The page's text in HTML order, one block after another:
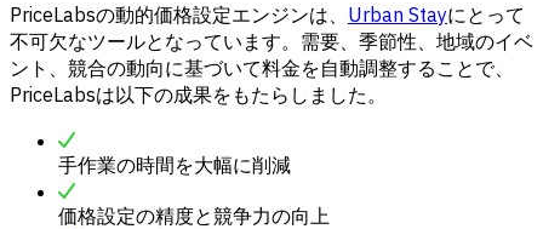
PriceLabsの動的価格設定エンジンは、 Urban Stayにとって
不可欠なツールとなっています。需要、季節性、地域のイベ
ント、競合の動向に基づいて料金を自動調整することで、
PriceLabsは以下の成果をもたらしました。
手作業の時間を大幅に削減
価格設定の精度と競争力の向上